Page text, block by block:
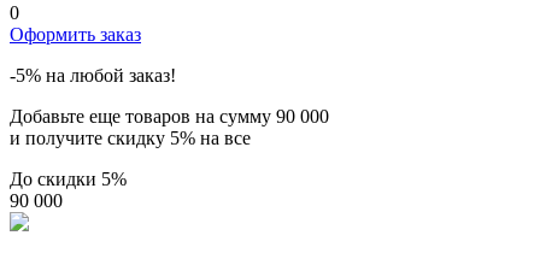
0
Оформить заказ
-5% на любой заказ!
Добавьте еще товаров на сумму 90 000
и получите скидку 5% на все
До скидки 5%
90 000